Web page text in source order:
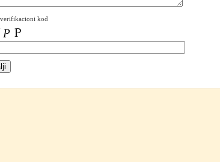
verifikacioni kod